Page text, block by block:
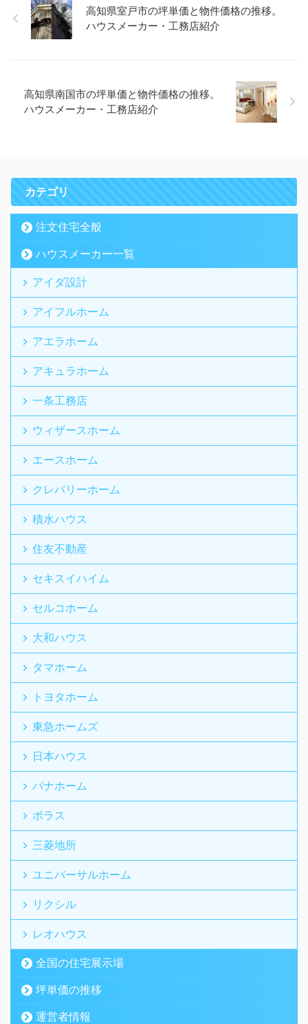
高知県室戸市の坪単価と物件価格の推移。
ハウスメーカー・工務店紹介
高知県南国市の坪単価と物件価格の推移。
ハウスメーカー・工務店紹介
カテゴリ
注文住宅全般
ハウスメーカー一覧
アイダ設計
アイフルホーム
アエラホーム
アキュラホーム
一条工務店
ウィザースホーム
エースホーム
クレバリーホーム
積水ハウス
住友不動産
セキスイハイム
セルコホーム
大和ハウス
タマホーム
トヨタホーム
東急ホームズ
日本ハウス
パナホーム
ポラス
三菱地所
ユニバーサルホーム
リクシル
レオハウス
全国の住宅展示場
坪単価の推移
運営者情報